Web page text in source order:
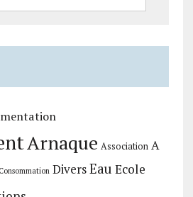
Arnaque Association A
Consommation DiversEau Ecole